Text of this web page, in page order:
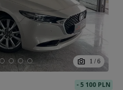
1 / 6
-5 100 PLN